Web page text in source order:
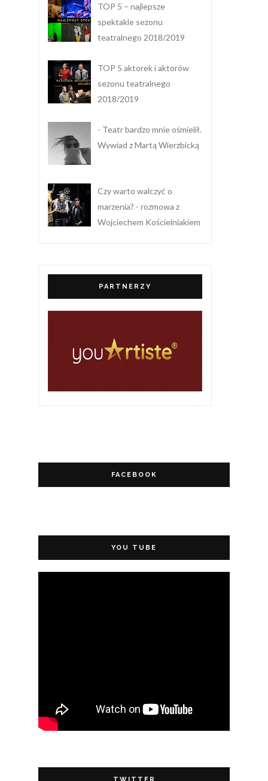
TOP 5 – najlepsze
spektakle sezonu
teatralnego 2018/2019
TOP 5 aktorek i aktorów
sezonu teatralnego
2018/2019
- Teatr bardzo mnie ośmielił.
Wywiad z Martą Wierzbicką
Czy warto walczyć o
marzenia? - rozmowa z
Wojciechem Kościelniakiem
PARTNERZY
FACEBOOK
YOU TUBE